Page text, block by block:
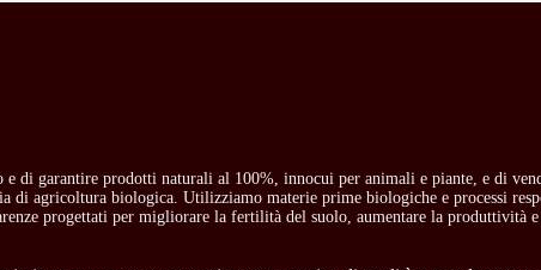
di garantire prodotti naturali al 100%, innocui per animali e piante, e di
agricoltura biologica. Utilizziamo materie prime biologiche e processi
progettati per migliorare la fertilità del suolo, aumentare la produttività